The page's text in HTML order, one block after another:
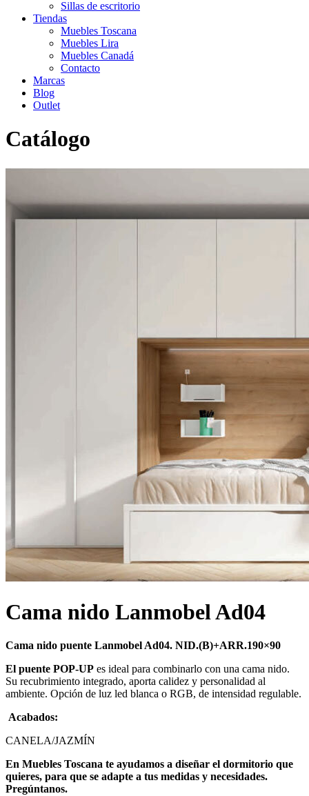
Sillas de escritorio
Tiendas
Muebles Toscana
Muebles Lira
Muebles Canadá
Contacto
Marcas
Blog
Outlet
Catálogo
Inicio >Catálogo
Cama nido Lanmobel Ad04
Cama nido puente Lanmobel Ad04. NID.(B)+ARR.190×90
El puente POP-UP es ideal para combinarlo con una cama nido.
Su recubrimiento integrado, aporta calidez y personalidad al
ambiente. Opción de luz led blanca o RGB, de intensidad regulable.
Acabados:
CANELA/JAZMÍN
En Muebles Toscana te ayudamos a diseñar el dormitorio que
quieres, para que se adapte a tus medidas y necesidades.
Pregúntanos.